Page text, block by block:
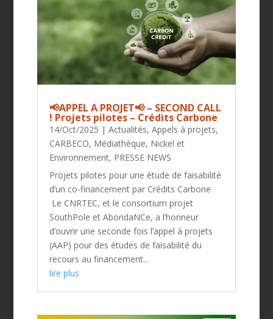
📢APPEL A PROJET📢 – SECOND CALL
! Projets pilotes – Crédits Carbone
14/Oct/2025 | Actualités, Appels à projets,
CARBECO, Médiathèque, Nickel et
Environnement, PRESSE NEWS
Projets pilotes pour une étude de faisabilité
d’un co-financement par Crédits Carbone
Le CNRTEC, et le consortium projet
SouthPole et AbondaNCe, a l’honneur
d’ouvrir une seconde fois l’appel à projet​s​
(AAP) pour des études de faisabilité du
recours au financement...
lire plus